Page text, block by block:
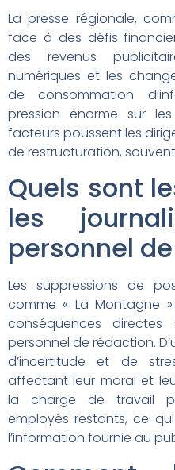
La presse régionale,
face à des défis
des revenus
numériques et les
de consommation
pression énorme sur
facteurs poussent les
de restructuration,
Quels sont
les
personnel
Les suppressions de
comme « La Montagne
conséquences
personnel de rédaction.
d’incertitude et de
affectant leur moral et
la charge de travail
employés restants, ce
l’information fournie au